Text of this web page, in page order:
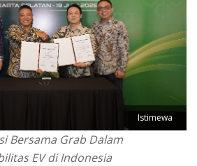
Istimewa
Bersama Grab Dalam
EV di Indonesia